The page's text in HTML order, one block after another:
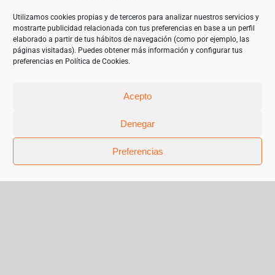
Utilizamos cookies propias y de terceros para analizar nuestros servicios y
mostrarte publicidad relacionada con tus preferencias en base a un perfil
elaborado a partir de tus hábitos de navegación (como por ejemplo, las
páginas visitadas). Puedes obtener más información y configurar tus
preferencias en Política de Cookies.
Acepto
Denegar
Preferencias
información. 2023”
Contacto|Proveedores|Productos|Política de privacidad|